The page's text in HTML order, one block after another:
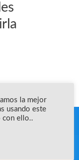
la mejor
usando este
con ello..